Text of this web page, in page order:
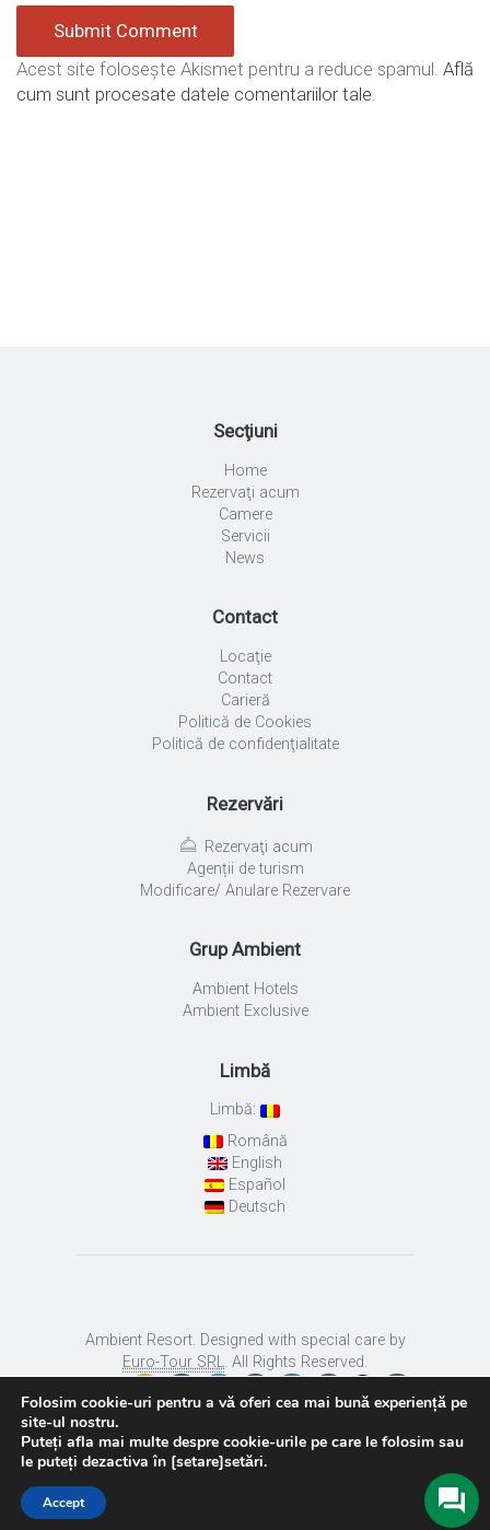
Acest site folosește Akismet pentru a reduce spamul. Află
cum sunt procesate datele comentariilor tale.
Secţiuni
Home
Rezervaţi acum
Camere
Servicii
News
Contact
Locaţie
Contact
Carieră
Politică de Cookies
Politică de confidenţialitate
Rezervări
Rezervaţi acum
Agenții de turism
Modificare/ Anulare Rezervare
Grup Ambient
Ambient Hotels
Ambient Exclusive
Limbă
Limbă:
Română
English
Español
Deutsch
Ambient Resort. Designed with special care by
Euro-Tour SRL. All Rights Reserved.
Folosim cookie-uri pentru a vă oferi cea mai bună experiență pe
site-ul nostru.
Puteți afla mai multe despre cookie-urile pe care le folosim sau
le puteți dezactiva în [setare]setări.
Accept